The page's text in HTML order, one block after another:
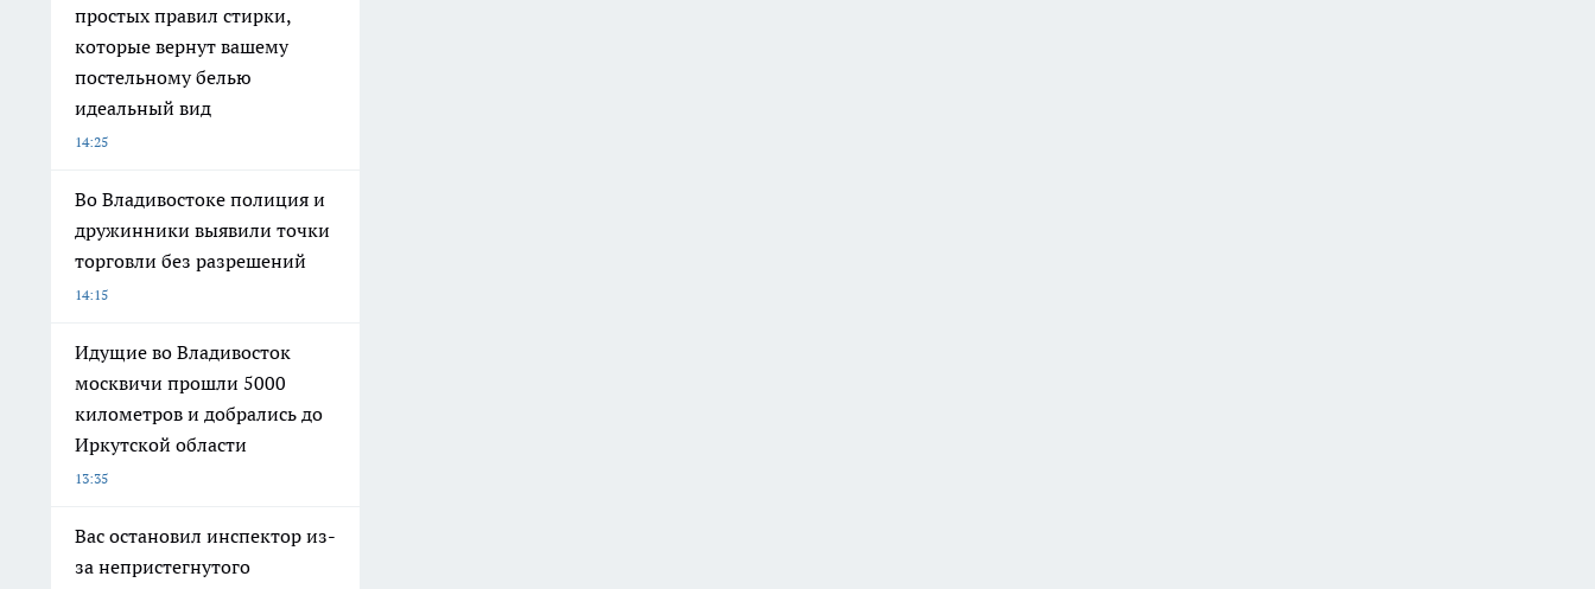
простых правил стирки,
которые вернут вашему
постельному белью
идеальный вид
14:25
Во Владивостоке полиция и
дружинники выявили точки
торговли без разрешений
14:15
Идущие во Владивосток
москвичи прошли 5000
километров и добрались до
Иркутской области
13:35
Вас остановил инспектор из-
за непристегнутого